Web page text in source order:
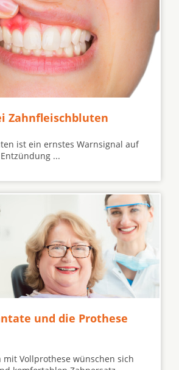
Zahnfleischbluten
ist ein ernstes Warnsignal auf
...
und die Prothese
mit Vollprothese wünschen sich